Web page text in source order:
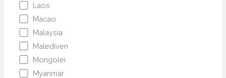
Laos
Macao
Malaysia
Malediven
Mongolei
Myanmar